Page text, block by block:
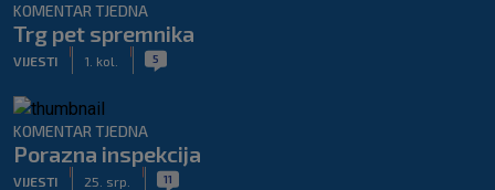
KOMENTAR TJEDNA
Trg pet spremnika
VIJESTI 1. kol. 5
KOMENTAR TJEDNA
Porazna inspekcija
VIJESTI 25. srp. 11